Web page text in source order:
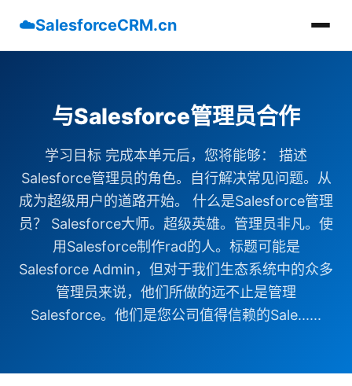
☁️SalesforceCRM.cn
与Salesforce管理员合作
学习目标 完成本单元后，您将能够： 描述
Salesforce管理员的角色。自行解决常见问题。从
成为超级用户的道路开始。 什么是Salesforce管理
员？ Salesforce大师。超级英雄。管理员非凡。使
用Salesforce制作rad的人。标题可能是
Salesforce Admin，但对于我们生态系统中的众多
管理员来说，他们所做的远不止是管理
Salesforce。他们是您公司值得信赖的Sale......